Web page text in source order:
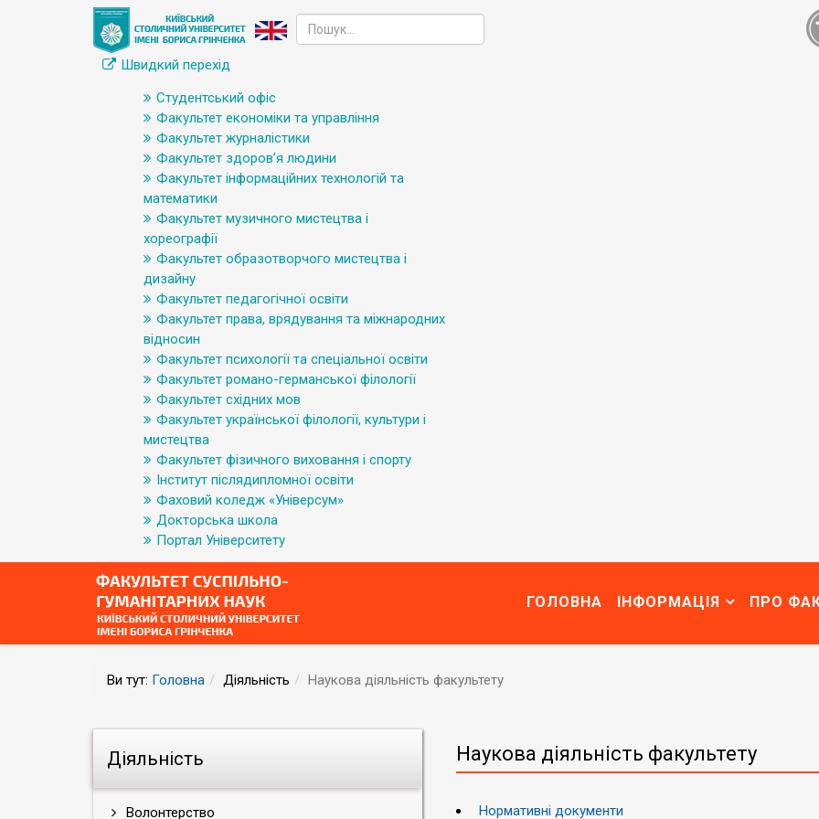
Швидкий перехід
Студентський офіс
Факультет економіки та управління
Факультет журналістики
Факультет здоров’я людини
Факультет інформаційних технологій та
математики
Факультет музичного мистецтва і
хореографії
Факультет образотворчого мистецтва і
дизайну
Факультет педагогічної освіти
Факультет права, врядування та міжнародних
відносин
Факультет психології та спеціальної освіти
Факультет романо-германської філології
Факультет східних мов
Факультет української філології, культури і
мистецтва
Факультет фізичного виховання і спорту
Інститут післядипломної освіти
Фаховий коледж «Універсум»
Докторська школа
Портал Університету
ГОЛОВНА ІНФОРМАЦІЯ ПРО
Ви тут: Головна Діяльність Наукова діяльність факультету
Діяльність
Волонтерство
Наукова діяльність факультету
Нормативні документи